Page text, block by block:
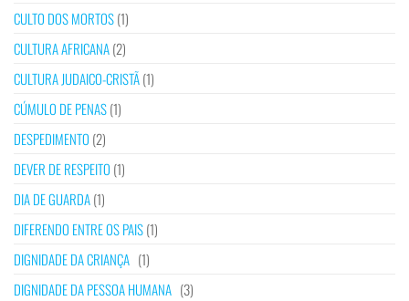
CULTO DOS MORTOS(1)
CULTURA AFRICANA(2)
CULTURA JUDAICO-CRISTÃ(1)
CÚMULO DE PENAS(1)
DESPEDIMENTO (2)
DEVER DE RESPEITO (1)
DIA DE GUARDA(1)
DIFERENDO ENTRE OS PAIS(1)
DIGNIDADE DA CRIANÇA (1)
DIGNIDADE DA PESSOA HUMANA (3)